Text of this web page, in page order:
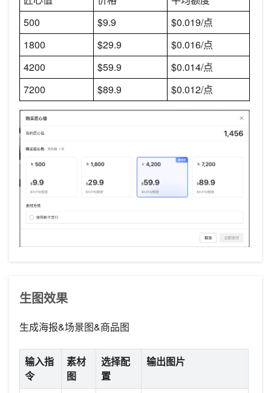
500
$9.9
$0.019/点
1800
$29.9
$0.016/点
4200
$59.9
$0.014/点
7200
$89.9 $0.012/点
生图效果
生成海报&场景图&商品图
输入指
令
素材
图
选择配
置
输出图片